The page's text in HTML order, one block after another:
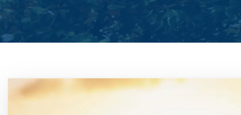
Immagine